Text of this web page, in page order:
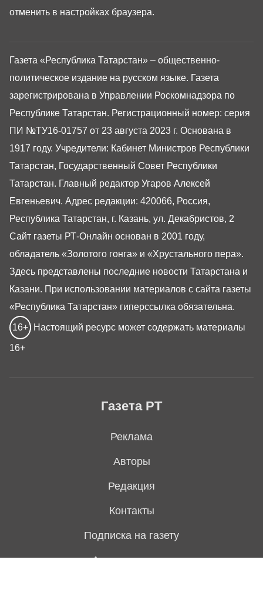
Газета РТ
Реклама
Авторы
Редакция
Контакты
Подписка на газету
Архив выпусков
Газета «Республика Татарстан» – общественно-
политическое издание на русском языке. Газета
зарегистрирована в Управлении Роскомнадзора по
Республике Татарстан. Регистрационный номер: серия
ПИ №ТУ16-01757 от 23 августа 2023 г. Основана в
1917 году. Учредители: Кабинет Министров Республики
Татарстан, Государственный Совет Республики
Татарстан. Главный редактор Угаров Алексей
Евгеньевич. Адрес редакции: 420066, Россия,
Республика Татарстан, г. Казань, ул. Декабристов, 2
Сайт газеты РТ-Онлайн основан в 2001 году,
обладатель «Золотого гонга» и «Хрустального пера».
Здесь представлены последние новости Татарстана и
Казани. При использовании материалов с сайта газеты
«Республика Татарстан» гиперссылка обязательна.
16+ Настоящий ресурс может содержать материалы
16+
отменить в настройках браузера.